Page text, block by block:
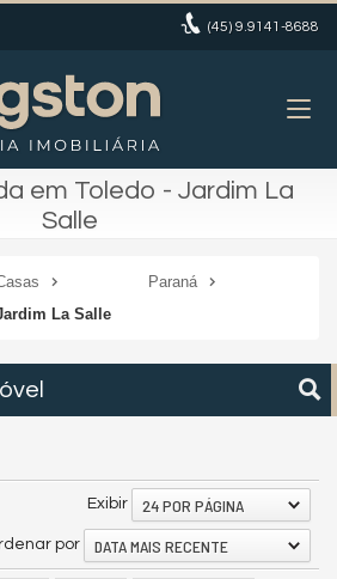
(45) 9.9141-8688
em Toledo - Jardim La
Salle
Paraná
La Salle
Exibir 24 POR PÁGINA
por DATA MAIS RECENTE